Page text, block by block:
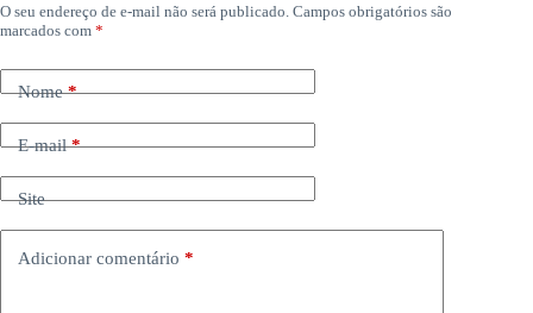
O seu endereço de e-mail não será publicado. Campos obrigatórios são
marcados com *
Nome*
E-mail*
Site
Adicionar comentário *